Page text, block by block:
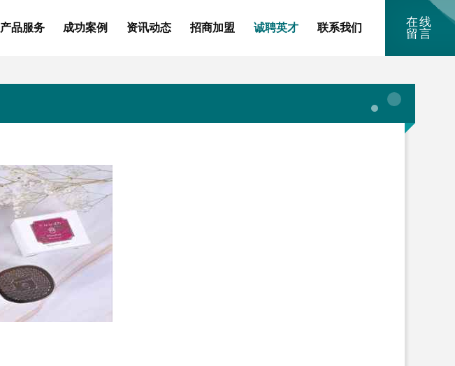
产品服务 成功案例 资讯动态 招商加盟 诚聘英才 联系我们
在线
留言